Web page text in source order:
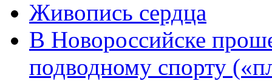
Живопись сердца
В Новороссийске
подводному спорту